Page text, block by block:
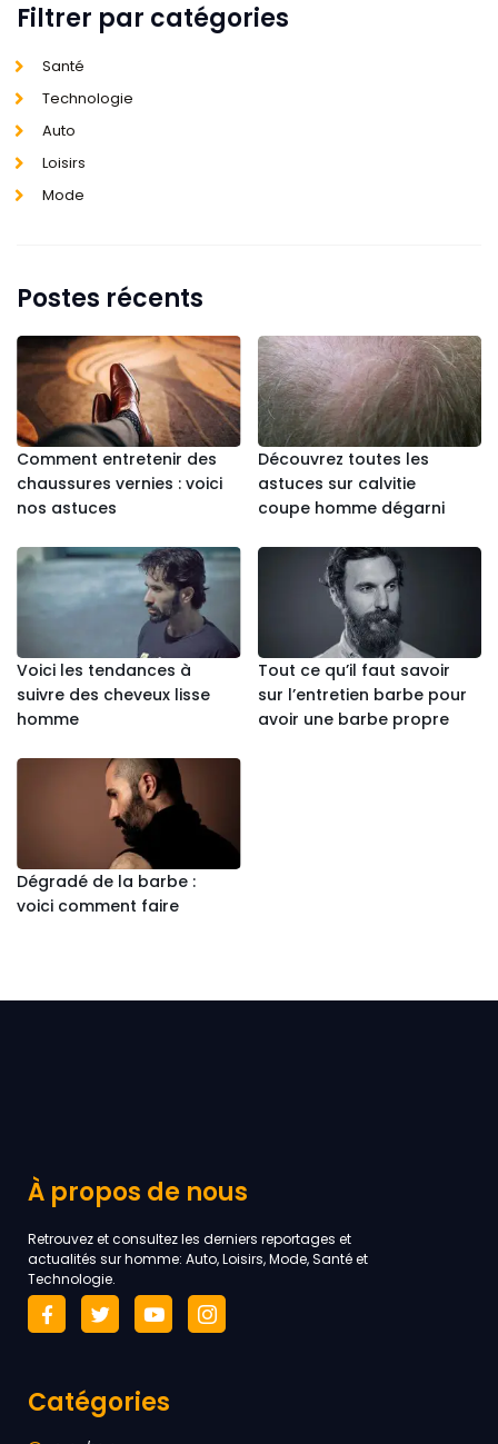
Filtrer par catégories
Santé
Technologie
Auto
Loisirs
Mode
Postes récents
Comment entretenir des
chaussures vernies : voici
nos astuces
Découvrez toutes les
astuces sur calvitie
coupe homme dégarni
Voici les tendances à
suivre des cheveux lisse
homme
Tout ce qu’il faut savoir
sur l’entretien barbe pour
avoir une barbe propre
Dégradé de la barbe :
voici comment faire
À propos de nous
Retrouvez et consultez les derniers reportages et
actualités sur homme: Auto, Loisirs, Mode, Santé et
Technologie.
Catégories